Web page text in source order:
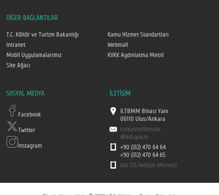
DİĞER BAĞLANTILAR
T.C. Kültür ve Turizm Bakanlığı
Kamu Hizmet Standartları
Intranet
Webmail
Mobil Uygulamalarımız
KVKK Aydınlatma Metni
Site Ağacı
SOSYAL MEDYA
Facebook
Twitter
Instagram
İLETİŞİM
II.TBMM Binası Yanı
06110 Ulus/Ankara
kulturvarlikmuze
@ktb.gov.tr
+90 (312) 470 64 64
+90 (312) 470 64 65
Alo 176 İletişim Merkezi